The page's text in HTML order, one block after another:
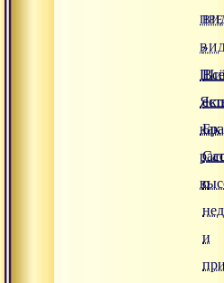
как
»
Всё
о
и